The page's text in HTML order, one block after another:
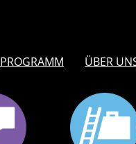
PROGRAMM ÜBER